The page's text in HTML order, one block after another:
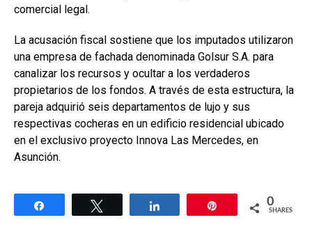
comercial legal.
La acusación fiscal sostiene que los imputados utilizaron
una empresa de fachada denominada Golsur S.A. para
canalizar los recursos y ocultar a los verdaderos
propietarios de los fondos. A través de esta estructura, la
pareja adquirió seis departamentos de lujo y sus
respectivas cocheras en un edificio residencial ubicado
en el exclusivo proyecto Innova Las Mercedes, en
Asunción.
0
SHARES